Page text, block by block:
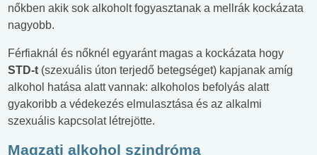
nőkben akik sok alkoholt fogyasztanak a mellrák kockázata
nagyobb.
Férfiaknál és nőknél egyaránt magas a kockázata hogy
STD-t (szexuális úton terjedő betegséget) kapjanak amíg
alkohol hatása alatt vannak: alkoholos befolyás alatt
gyakoribb a védekezés elmulasztása és az alkalmi
szexuális kapcsolat létrejötte.
Magzati alkohol szindróma